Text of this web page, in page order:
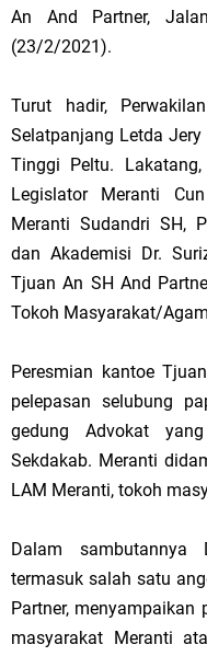
An And Partner,
(23/2/2021).
Turut hadir,
Selatpanjang Letda Jery
Tinggi Peltu.
Legislator Meranti
Meranti Sudandri SH,
dan Akademisi Dr.
Tjuan An SH And
Tokoh Masyarakat/
Peresmian kantoe
pelepasan selubung
gedung Advokat
Sekdakab. Meranti
LAM Meranti, tokoh
Dalam
termasuk salah satu
Partner,
masyarakat Meranti